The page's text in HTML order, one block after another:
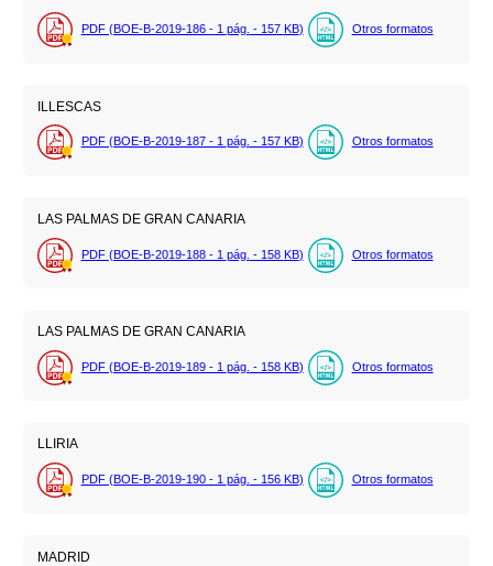
PDF (BOE-B-2019-186 - 1 pág. - 157 KB) Otros formatos
ILLESCAS
PDF (BOE-B-2019-187 - 1 pág. - 157 KB) Otros formatos
LAS PALMAS DE GRAN CANARIA
PDF (BOE-B-2019-188 - 1 pág. - 158 KB) Otros formatos
LAS PALMAS DE GRAN CANARIA
PDF (BOE-B-2019-189 - 1 pág. - 158 KB) Otros formatos
LLIRIA
PDF (BOE-B-2019-190 - 1 pág. - 156 KB) Otros formatos
MADRID